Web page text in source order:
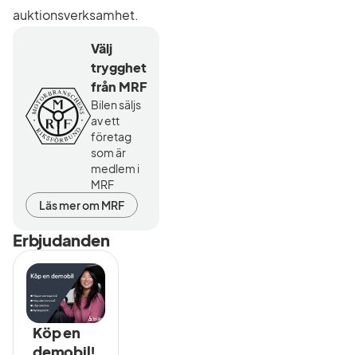
auktionsverksamhet.
Välj
trygghet
från MRF
Bilen säljs
av ett
företag
som är
medlem i
MRF
Läs mer om MRF
Erbjudanden
Köp en
demobil!